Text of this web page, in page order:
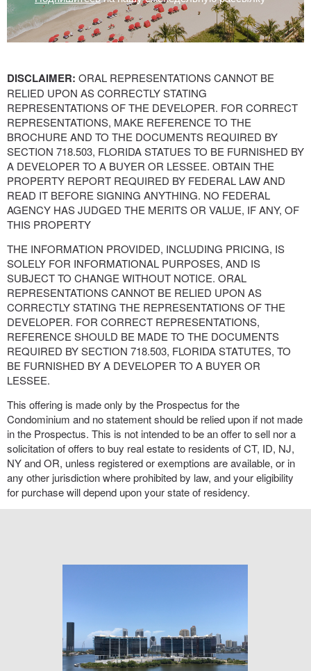
DISCLAIMER: ORAL REPRESENTATIONS CANNOT BE
RELIED UPON AS CORRECTLY STATING
REPRESENTATIONS OF THE DEVELOPER. FOR CORRECT
REPRESENTATIONS, MAKE REFERENCE TO THE
BROCHURE AND TO THE DOCUMENTS REQUIRED BY
SECTION 718.503, FLORIDA STATUES TO BE FURNISHED BY
A DEVELOPER TO A BUYER OR LESSEE. OBTAIN THE
PROPERTY REPORT REQUIRED BY FEDERAL LAW AND
READ IT BEFORE SIGNING ANYTHING. NO FEDERAL
AGENCY HAS JUDGED THE MERITS OR VALUE, IF ANY, OF
THIS PROPERTY
THE INFORMATION PROVIDED, INCLUDING PRICING, IS
SOLELY FOR INFORMATIONAL PURPOSES, AND IS
SUBJECT TO CHANGE WITHOUT NOTICE. ORAL
REPRESENTATIONS CANNOT BE RELIED UPON AS
CORRECTLY STATING THE REPRESENTATIONS OF THE
DEVELOPER. FOR CORRECT REPRESENTATIONS,
REFERENCE SHOULD BE MADE TO THE DOCUMENTS
REQUIRED BY SECTION 718.503, FLORIDA STATUTES, TO
BE FURNISHED BY A DEVELOPER TO A BUYER OR
LESSEE.
This offering is made only by the Prospectus for the
Condominium and no statement should be relied upon if not made
in the Prospectus. This is not intended to be an offer to sell nor a
solicitation of offers to buy real estate to residents of CT, ID, NJ,
NY and OR, unless registered or exemptions are available, or in
any other jurisdiction where prohibited by law, and your eligibility
for purchase will depend upon your state of residency.